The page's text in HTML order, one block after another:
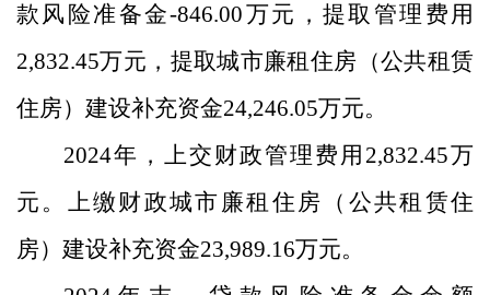
款风险准备金-846.00万元，提取管理费用
2,832.45万元，提取城市廉租住房（公共租赁
住房）建设补充资金24,246.05万元。
2024年，上交财政管理费用 2,832.45万
元。上缴财政城市廉租住房（公共租赁住
房）建设补充资金23,989.16万元。